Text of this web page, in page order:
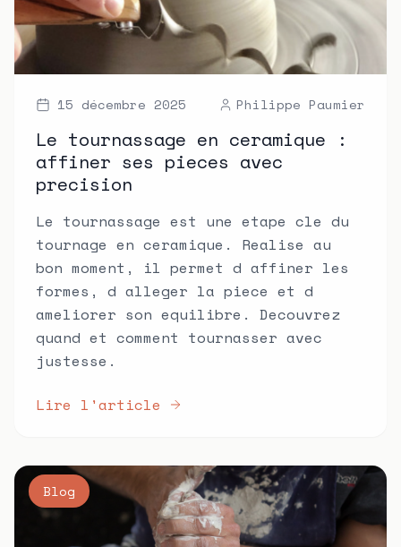
15 décembre 2025 Philippe Paumier
Le tournassage en ceramique :
affiner ses pieces avec
precision
Le tournassage est une etape cle du
tournage en ceramique. Realise au
bon moment, il permet d affiner les
formes, d alleger la piece et d
ameliorer son equilibre. Decouvrez
quand et comment tournasser avec
justesse.
Lire l'article
Blog